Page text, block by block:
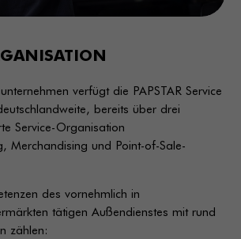
verfügt die PAPSTAR Service
bereits über drei
Service-Organisation
Merchandising und Point-of-Sale-
des vornehmlich in
tätigen Außendienstes mit rund
zählen: